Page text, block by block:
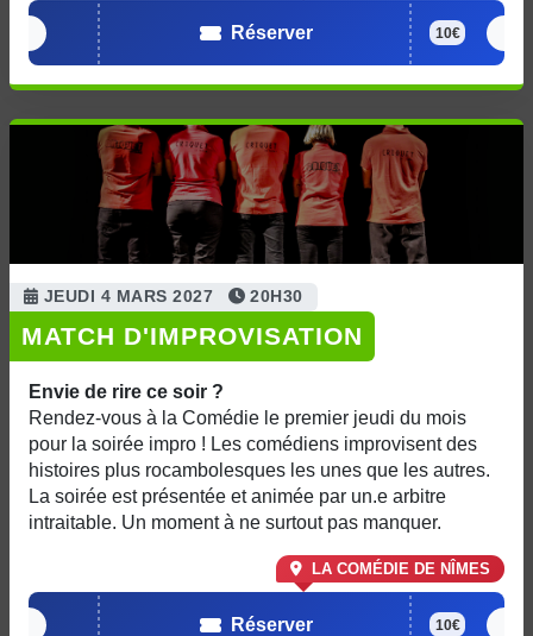
Réserver 10€
JEUDI 4 MARS 2027 20H30
MATCH D'IMPROVISATION
Envie de rire ce soir ?
Rendez-vous à la Comédie le premier jeudi du mois
pour la soirée impro ! Les comédiens improvisent des
histoires plus rocambolesques les unes que les autres.
La soirée est présentée et animée par un.e arbitre
intraitable. Un moment à ne surtout pas manquer.
LA COMÉDIE DE NÎMES
Réserver 10€